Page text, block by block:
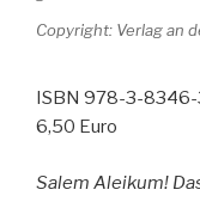
sein“
Copyright: Verlag an
ISBN 978-3-
6,50 Euro
Salem Aleikum!